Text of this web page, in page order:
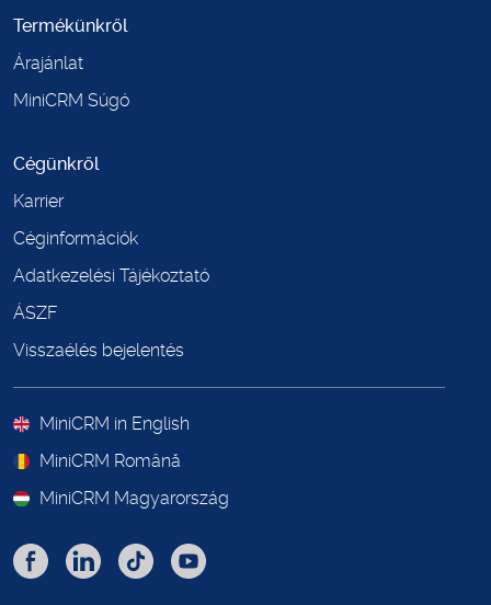
Termékünkről
Árajánlat
MiniCRM Súgó
Cégünkről
Karrier
Céginformációk
Adatkezelési Tájékoztató
ÁSZF
Visszaélés bejelentés
MiniCRM in English
MiniCRM Română
MiniCRM Magyarország